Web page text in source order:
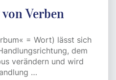
Verben
= Wort) lässt sich
dem
ver­än­dern und wird
…